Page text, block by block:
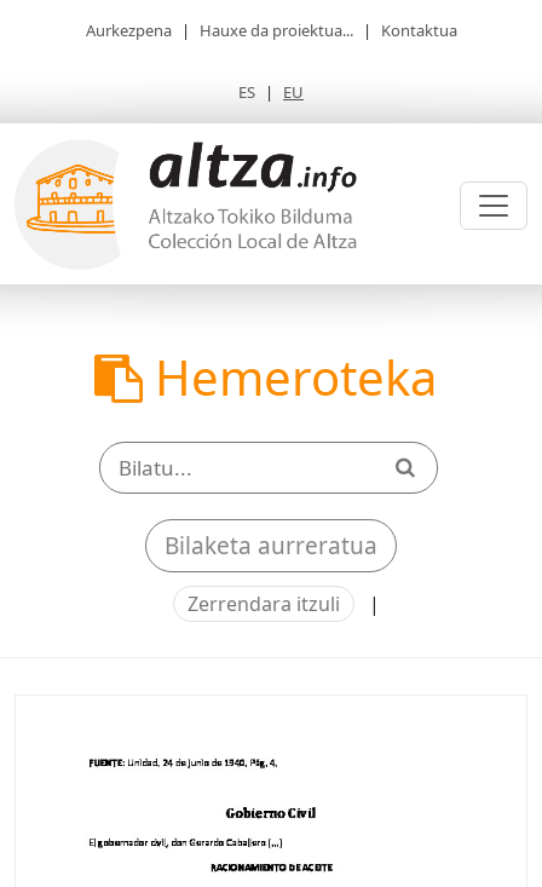
Aurkezpena | Hauxe da proiektua... | Kontaktua
ES | EU
Hemeroteka
Bilaketa aurreratua
Zerrendara itzuli |